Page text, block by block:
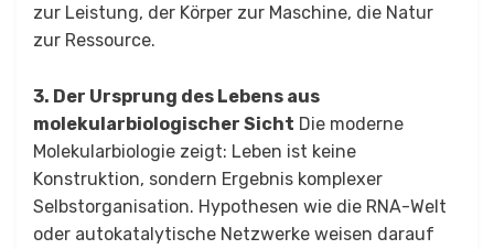
zur Leistung, der Körper zur Maschine, die Natur
zur Ressource.
3. Der Ursprung des Lebens aus
molekularbiologischer Sicht Die moderne
Molekularbiologie zeigt: Leben ist keine
Konstruktion, sondern Ergebnis komplexer
Selbstorganisation. Hypothesen wie die RNA-Welt
oder autokatalytische Netzwerke weisen darauf